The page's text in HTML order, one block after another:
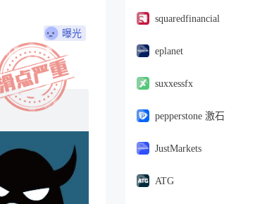
曝光
squaredfinancial
eplanet
suxxessfx
pepperstone 激石
JustMarkets
ATG